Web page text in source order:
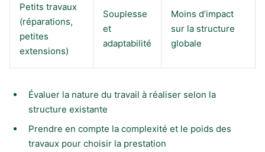
Petits travaux
(réparations,
petites
extensions)
Souplesse
et
adaptabilité
Moins d’impact
sur la structure
globale
Évaluer la nature du travail à réaliser selon la
structure existante
Prendre en compte la complexité et le poids des
travaux pour choisir la prestation